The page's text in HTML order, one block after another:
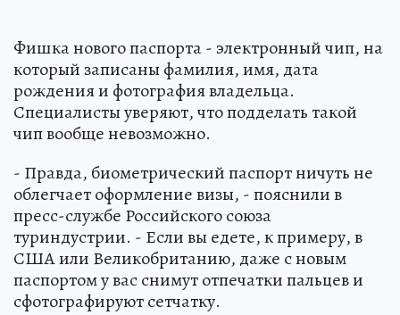
Фишка нового паспорта - электронный чип, на
который записаны фамилия, имя, дата
рождения и фотография владельца.
Специалисты уверяют, что подделать такой
чип вообще невозможно.
- Правда, биометрический паспорт ничуть не
облегчает оформление визы, - пояснили в
пресс-службе Российского союза
туриндустрии. - Если вы едете, к примеру, в
США или Великобританию, даже с новым
паспортом у вас снимут отпечатки пальцев и
сфотографируют сетчатку.